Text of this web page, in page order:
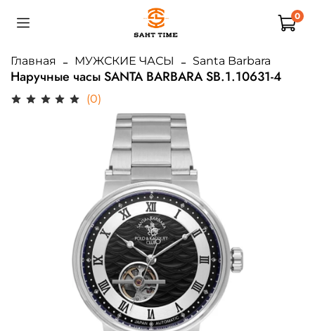
0
Главная МУЖСКИЕ ЧАСЫ Santa Barbara
Наручные часы SANTA BARBARA SB.1.10631-4
(0)